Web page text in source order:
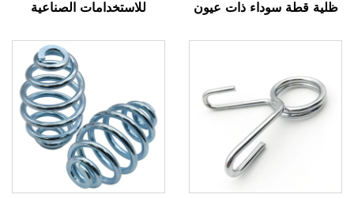
ظلية قطة سوداء ذات عيون
للاستخدامات الصناعية